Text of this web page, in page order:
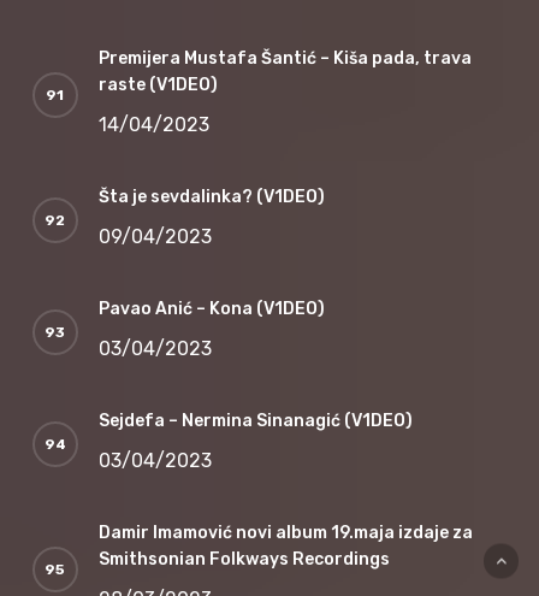
Premijera Mustafa Šantić – Kiša pada, trava
raste (V1DEO)
14/04/2023
Šta je sevdalinka? (V1DEO)
09/04/2023
Pavao Anić – Kona (V1DEO)
03/04/2023
Sejdefa – Nermina Sinanagić (V1DEO)
03/04/2023
Damir Imamović novi album 19.maja izdaje za
Smithsonian Folkways Recordings